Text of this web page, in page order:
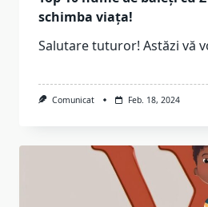
schimba viața!
Salutare tuturor! Astăzi vă
Comunicat Feb. 18, 2024